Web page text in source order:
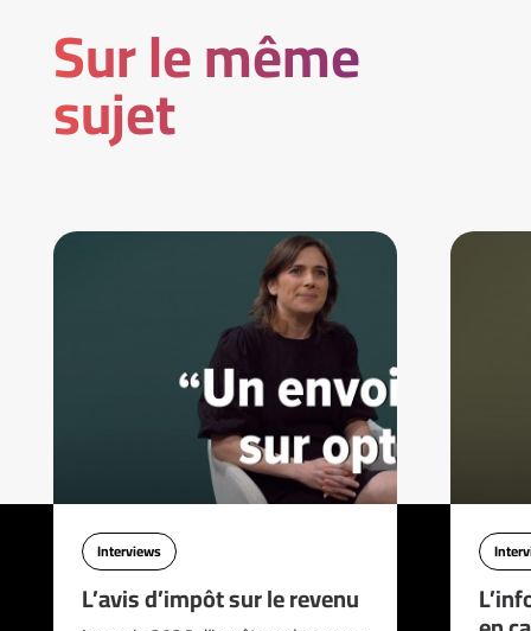
Sur le même
sujet
Interviews
L’avis d’impôt sur le revenu